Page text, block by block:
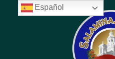
Español